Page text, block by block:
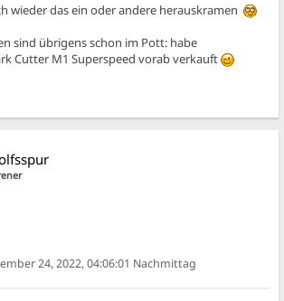
wieder das ein oder andere herauskramen
sind übrigens schon im Pott: habe
Cutter M1 Superspeed vorab verkauft
24, 2022, 04:06:01 Nachmittag